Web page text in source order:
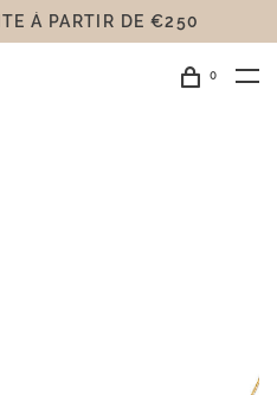
Á PARTIR DE €250
0